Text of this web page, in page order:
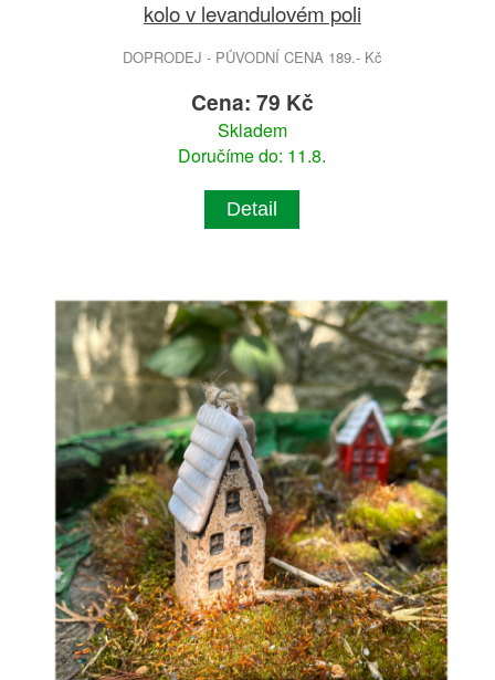
kolo v levandulovém poli
DOPRODEJ - PŮVODNÍ CENA 189.- Kč
Cena: 79 Kč
Skladem
Doručíme do: 11.8.
Detail